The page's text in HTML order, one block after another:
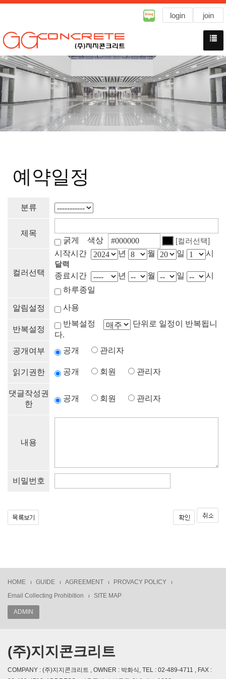
login join
예약일정
분류
제목
굵게 색상
[컬러선택]
컬러선택
시작시간 년 월 일
시
달력
종료시간
년 월 일
시
하루종일
알림설정 사용
반복설정
반복설정
단위로 일정이 반복됩니
다.
공개여부
공개 관리자
읽기권한 공개 회원 관리자
댓글작성권
한
공개 회원 관리자
내용
비밀번호
HOME GUIDE AGREEMENT
PROVACY POLICY
Email Collecting Prohibition
SITE MAP
ADMIN
(주)지지콘크리트
COMPANY : (주)지지콘크리트 , OWNER : 박화식, TEL : 02-489-4711 , FAX :